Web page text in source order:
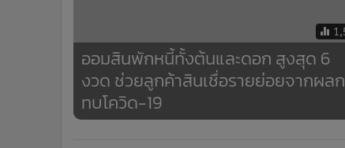
ออมสินพักหนี้ทั้งต้นและดอก สูงสุด 6
งวด ช่วยลูกค้าสินเชื่อรายย่อยจากผลก
ทบโควิด-19